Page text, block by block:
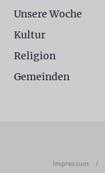
Unsere Woche
Kultur
Religion
Gemeinden
Impressum
/